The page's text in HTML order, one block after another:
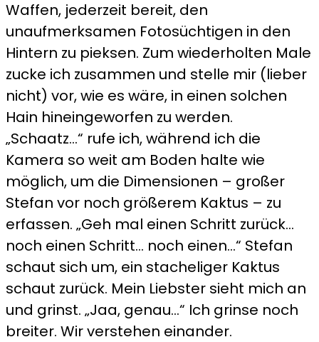
Waffen, jederzeit bereit, den
unaufmerksamen Fotosüchtigen in den
Hintern zu pieksen. Zum wiederholten Male
zucke ich zusammen und stelle mir (lieber
nicht) vor, wie es wäre, in einen solchen
Hain hineingeworfen zu werden.
„Schaatz…“ rufe ich, während ich die
Kamera so weit am Boden halte wie
möglich, um die Dimensionen – großer
Stefan vor noch größerem Kaktus – zu
erfassen. „Geh mal einen Schritt zurück…
noch einen Schritt… noch einen…“ Stefan
schaut sich um, ein stacheliger Kaktus
schaut zurück. Mein Liebster sieht mich an
und grinst. „Jaa, genau…“ Ich grinse noch
breiter. Wir verstehen einander.